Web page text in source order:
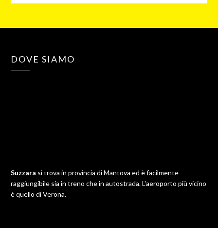
DOVE SIAMO
Suzzara si trova in provincia di Mantova ed è facilmente
raggiungibile sia in treno che in autostrada. L'aeroporto più vicino
è quello di Verona.